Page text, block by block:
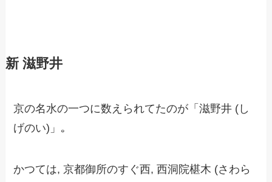
新 滋野井
京の名水の一つに数えられてたのが「滋野井 (し
げのい)」｡
かつては, 京都御所のすぐ西, 西洞院椹木 (さわら